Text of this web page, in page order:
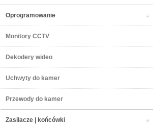
Oprogramowanie
Monitory CCTV
Dekodery wideo
Uchwyty do kamer
Przewody do kamer
Zasilacze | końcówki